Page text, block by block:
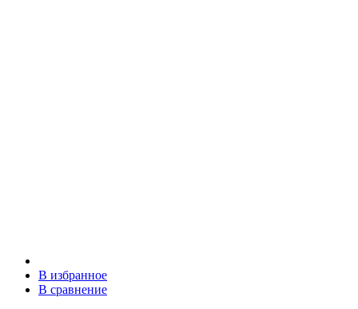
В избранное
В сравнение